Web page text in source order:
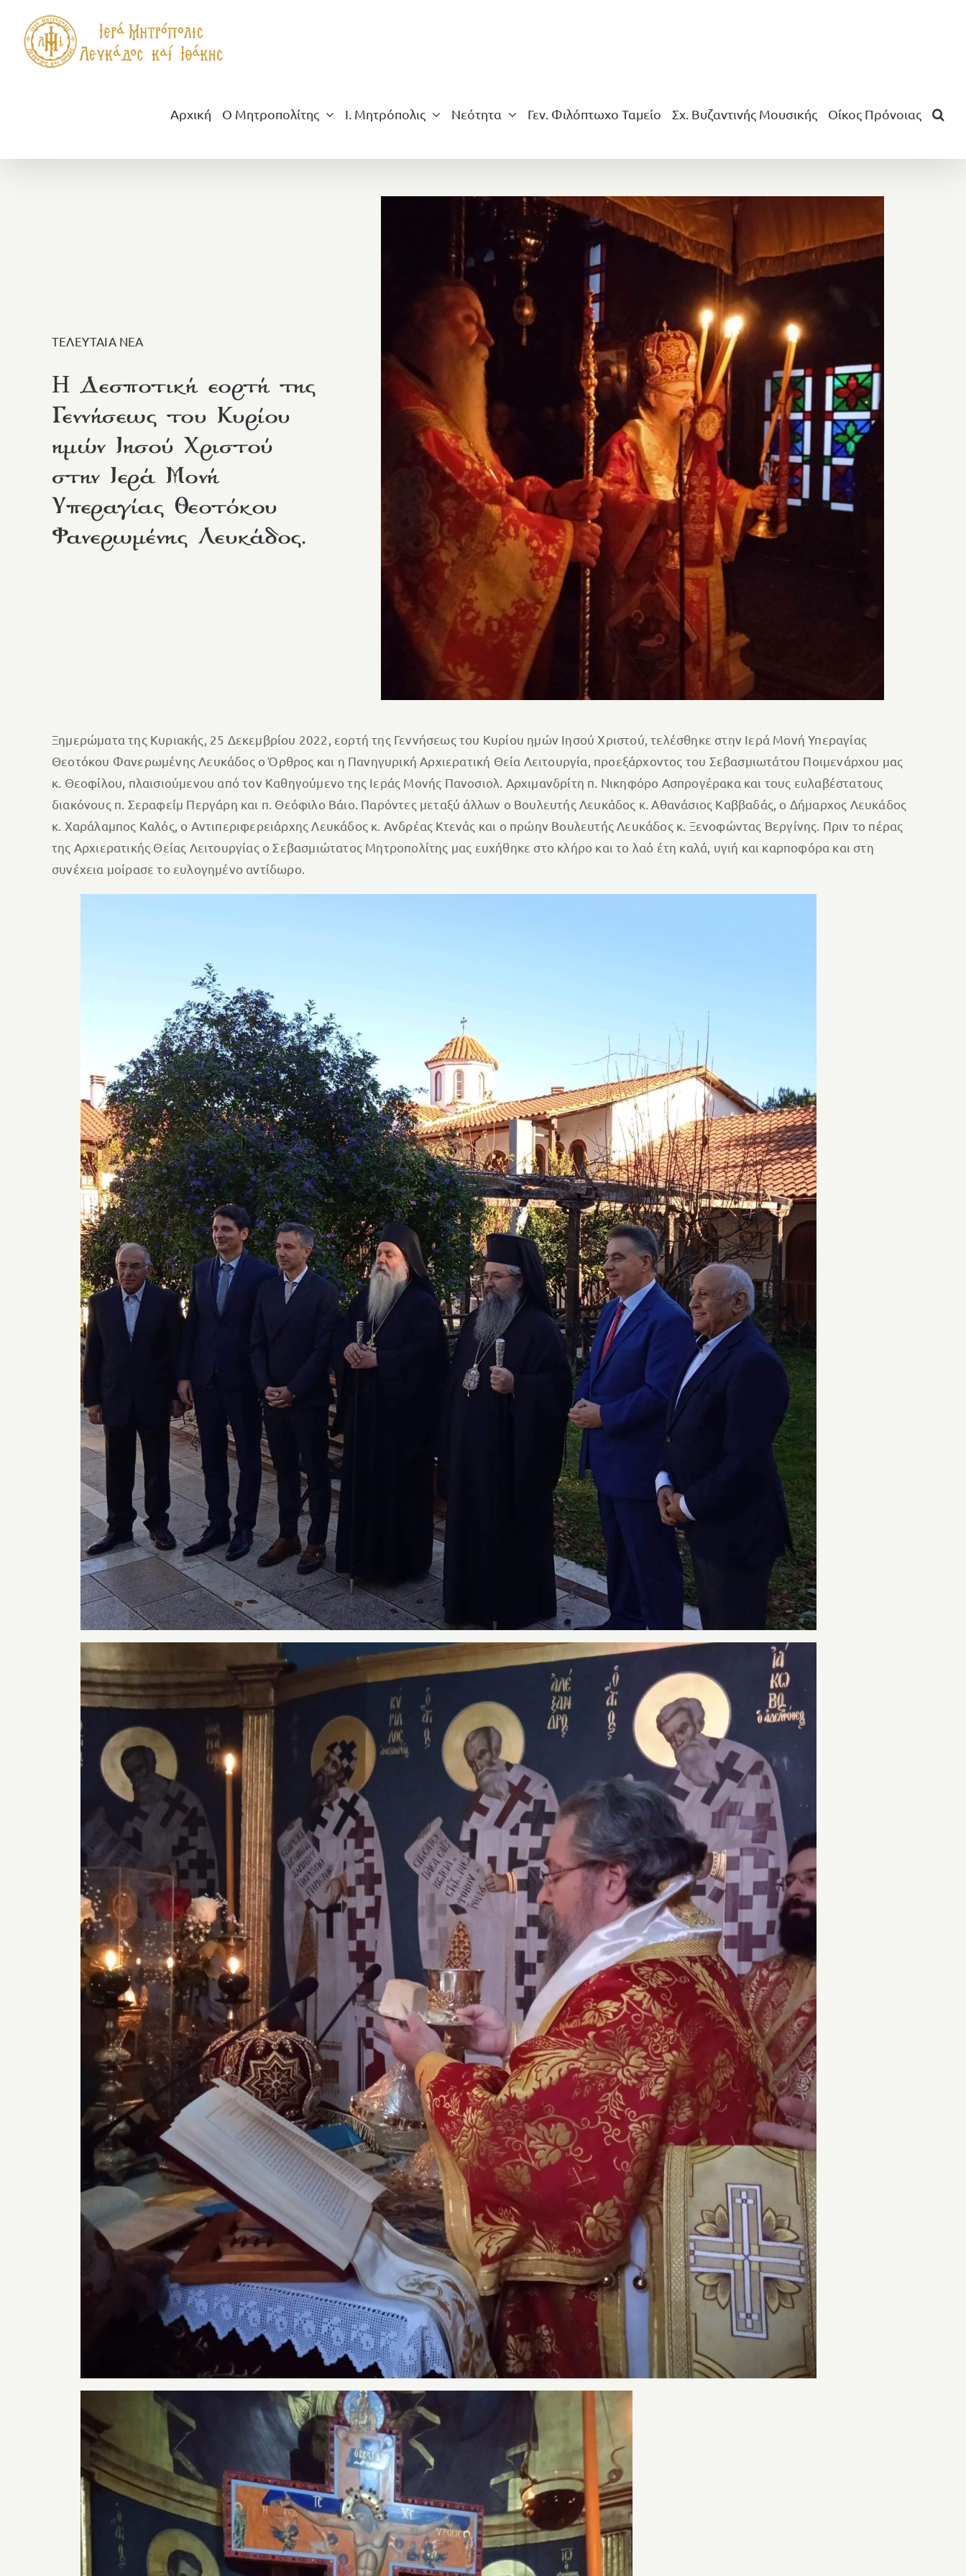
περιεχόμενο
Αρχική Ο Μητροπολίτης Ι. Μητρόπολις Νεότητα Γεν. Φιλόπτωχο Ταμείο Σχ. Βυζαντινής Μουσικής Οίκος Πρόνοιας
ΤΕΛΕΥΤΑΙΑ ΝΕΑ
H Δεσποτική εορτή της
Γεννήσεως του Κυρίου
ημών Ιησού Χριστού
στην Ιερά Μονή
Υπεραγίας Θεοτόκου
Φανερωμένης Λευκάδος.
Ξημερώματα της Κυριακής, 25 Δεκεμβρίου 2022, εορτή της Γεννήσεως του Κυρίου ημών Ιησού Χριστού, τελέσθηκε στην Ιερά Μονή Υπεραγίας
Θεοτόκου Φανερωμένης Λευκάδος ο Όρθρος και η Πανηγυρική Αρχιερατική Θεία Λειτουργία, προεξάρχοντος του Σεβασμιωτάτου Ποιμενάρχου μας
κ. Θεοφίλου, πλαισιούμενου από τον Καθηγούμενο της Ιεράς Μονής Πανοσιολ. Αρχιμανδρίτη π. Νικηφόρο Ασπρογέρακα και τους ευλαβέστατους
διακόνους π. Σεραφείμ Περγάρη και π. Θεόφιλο Βάιο. Παρόντες μεταξύ άλλων ο Βουλευτής Λευκάδος κ. Αθανάσιος Καββαδάς, ο Δήμαρχος Λευκάδος
κ. Χαράλαμπος Καλός, ο Αντιπεριφερειάρχης Λευκάδος κ. Ανδρέας Κτενάς και ο πρώην Βουλευτής Λευκάδος κ. Ξενοφώντας Βεργίνης. Πριν το πέρας
της Αρχιερατικής Θείας Λειτουργίας ο Σεβασμιώτατος Μητροπολίτης μας ευχήθηκε στο κλήρο και το λαό έτη καλά, υγιή και καρποφόρα και στη
συνέχεια μοίρασε το ευλογημένο αντίδωρο.